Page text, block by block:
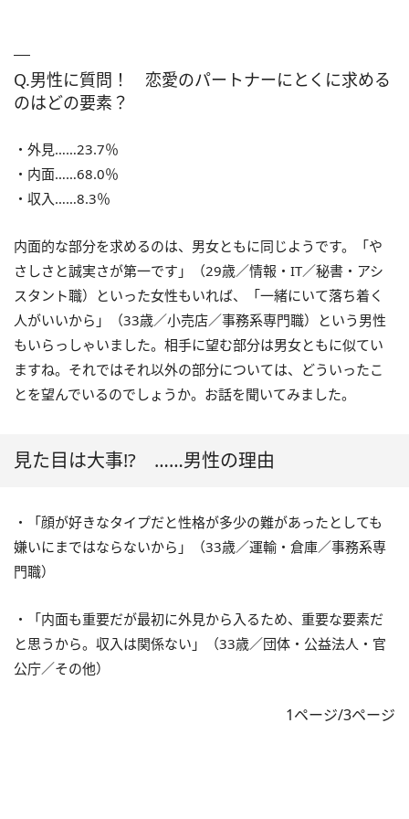
Q.男性に質問！ 恋愛のパートナーにとくに求める
のはどの要素？
・外見……23.7％
・内面……68.0％
・収入……8.3％
内面的な部分を求めるのは、男女ともに同じようです。「や
さしさと誠実さが第一です」（29歳／情報・IT／秘書・アシ
スタント職）といった女性もいれば、「一緒にいて落ち着く
人がいいから」（33歳／小売店／事務系専門職）という男性
もいらっしゃいました。相手に望む部分は男女ともに似てい
ますね。それではそれ以外の部分については、どういったこ
とを望んでいるのでしょうか。お話を聞いてみました。
見た目は大事!? ……男性の理由
・「顔が好きなタイプだと性格が多少の難があったとしても
嫌いにまではならないから」（33歳／運輸・倉庫／事務系専
門職）
・「内面も重要だが最初に外見から入るため、重要な要素だ
と思うから。収入は関係ない」（33歳／団体・公益法人・官
公庁／その他）
1ページ/3ページ